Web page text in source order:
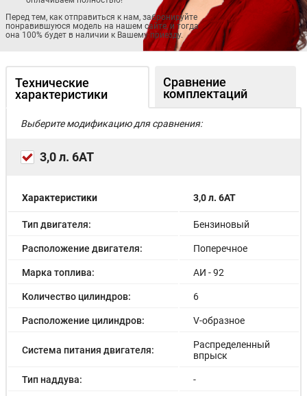
Перед тем, как отправиться к нам, забронируйте
понравившуюся модель на нашем сайте, и тогда
она 100% будет в наличии к Вашему приезду.
Технические
характеристики
Сравнение
комплектаций
Выберите модификацию для сравнения:
3,0 л. 6АТ
Характеристики 3,0 л. 6АТ
Тип двигателя: Бензиновый
Расположение двигателя: Поперечное
Марка топлива: АИ - 92
Количество цилиндров: 6
Расположение цилиндров: V-образное
Система питания двигателя:
Распределенный
впрыск
Тип наддува: -